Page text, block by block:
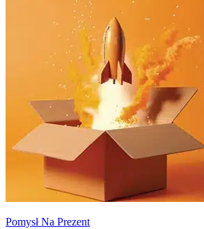
Pomysł Na Prezent